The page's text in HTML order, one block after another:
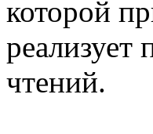
которой
чтений.